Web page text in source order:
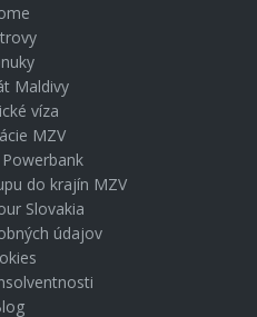
Maldivy
víza
MZV
do krajín MZV
Slovakia
údajov